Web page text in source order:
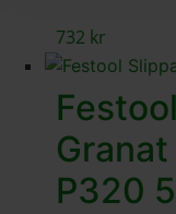
732 kr
P320